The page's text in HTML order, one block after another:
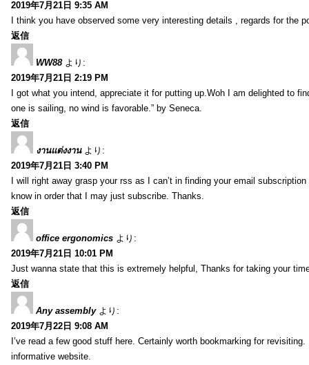
2019年7月21日 9:35 AM
I think you have observed some very interesting details , regards for the
返信
WW88 より:
2019年7月21日 2:19 PM
I got what you intend, appreciate it for putting up.Woh I am delighted to
one is sailing, no wind is favorable.” by Seneca.
返信
งานแต่งงาน より:
2019年7月21日 3:40 PM
I will right away grasp your rss as I can’t in finding your email
know in order that I may just subscribe. Thanks.
返信
office ergonomics より:
2019年7月21日 10:01 PM
Just wanna state that this is extremely helpful, Thanks for taking your
返信
Any assembly より:
2019年7月22日 9:08 AM
I’ve read a few good stuff here. Certainly worth bookmarking for
informative website.